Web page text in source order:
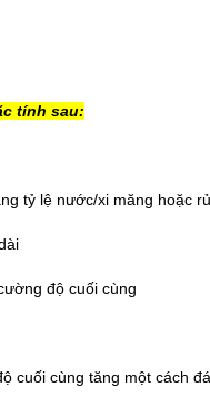
tính sau:
tỷ lệ nước/xi măng hoặc
độ cuối cùng
cuối cùng tăng một cách